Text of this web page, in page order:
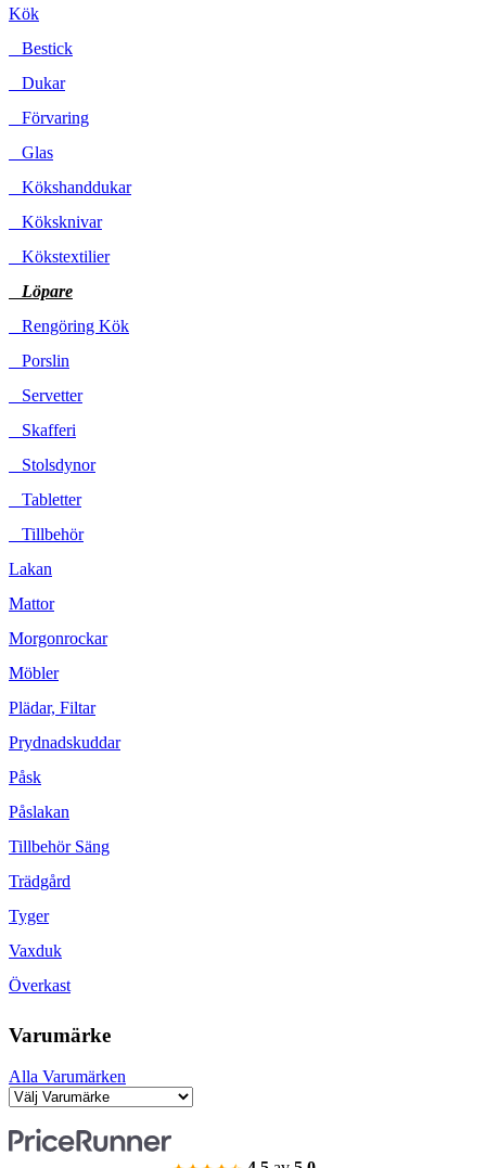
Kök
Bestick
Dukar
Förvaring
Glas
Kökshanddukar
Köksknivar
Kökstextilier
Löpare
Rengöring Kök
Porslin
Servetter
Skafferi
Stolsdynor
Tabletter
Tillbehör
Lakan
Mattor
Morgonrockar
Möbler
Plädar, Filtar
Prydnadskuddar
Påsk
Påslakan
Tillbehör Säng
Trädgård
Tyger
Vaxduk
Överkast
Varumärke
Alla Varumärken